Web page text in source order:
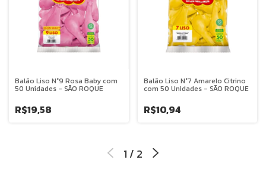
Balão Liso N°9 Rosa Baby com
50 Unidades - SÃO ROQUE
R$19,58
Balão Liso N°7 Amarelo Citrino
com 50 Unidades - SÃO ROQUE
R$10,94
1 / 2